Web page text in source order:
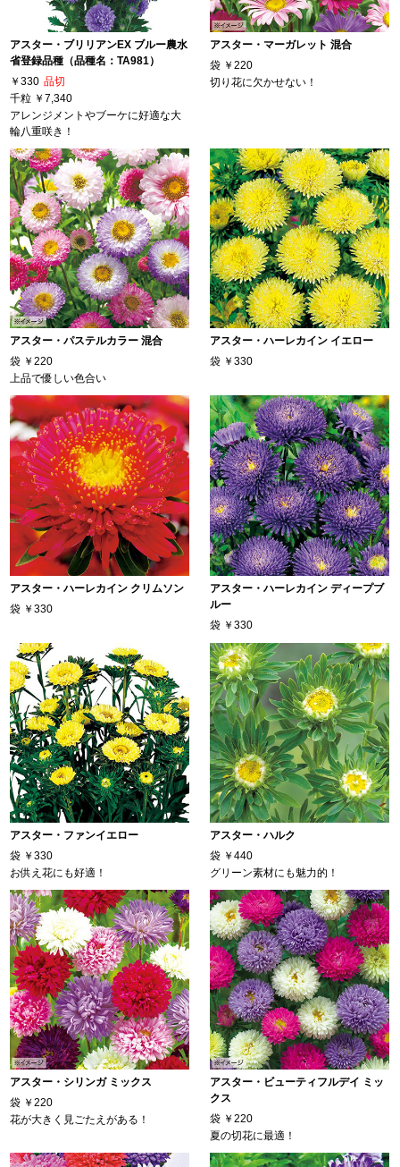
アスター・ブリリアンEX ブルー農水
省登録品種（品種名：TA981）
￥330 品切
千粒 ￥7,340
アレンジメントやブーケに好適な大
輪八重咲き！
アスター・マーガレット 混合
袋 ￥220
切り花に欠かせない！
アスター・パステルカラー 混合
袋 ￥220
上品で優しい色合い
アスター・ハーレカイン イエロー
袋 ￥330
アスター・ハーレカイン クリムソン
袋 ￥330
アスター・ハーレカイン ディープブ
ルー
袋 ￥330
アスター・ファンイエロー
袋 ￥330
お供え花にも好適！
アスター・ハルク
袋 ￥440
グリーン素材にも魅力的！
アスター・シリンガ ミックス
袋 ￥220
花が大きく見ごたえがある！
アスター・ビューティフルデイ ミッ
クス
袋 ￥220
夏の切花に最適！